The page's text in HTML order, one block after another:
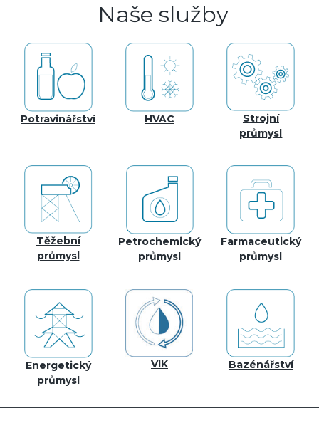
Naše služby
Potravinářství HVAC
Strojní
průmysl
Těžební
průmysl
Petrochemický
průmysl
Farmaceutický
průmysl
Energetický
průmysl
VIK Bazénářství